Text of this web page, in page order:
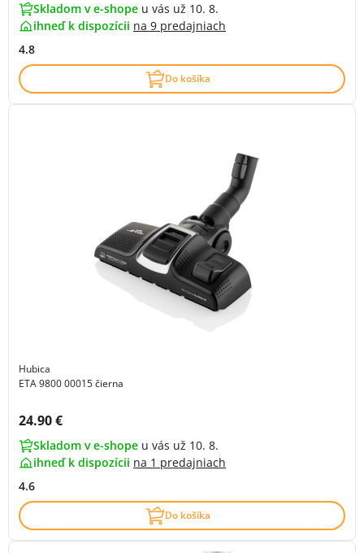
Skladom v e-shope u vás už 10. 8.
ihneď k dispozícii na 9 predajniach
4.8
Do košíka
Hubica
ETA 9800 00015 čierna
Cena s DPH:
24.90 €
Skladom v e-shope u vás už 10. 8.
ihneď k dispozícii na 1 predajniach
4.6
Do košíka